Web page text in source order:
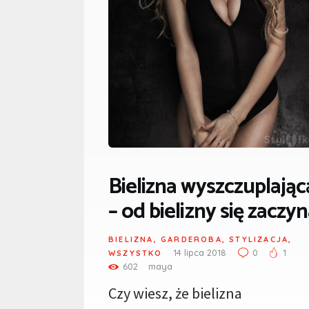
Bielizna
– od bielizny się
BIELIZNA ,GARDEROBA,STYLIZACJA,
WSZYSTKO
14 lipca 2018 0
1
602
maya
Czy wiesz, że bielizna